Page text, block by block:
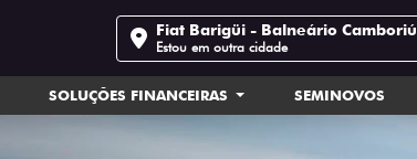
Fiat Barigüi - Balneário Camboriú
Estou em outra cidade
SOLUÇÕES FINANCEIRAS SEMINOVOS